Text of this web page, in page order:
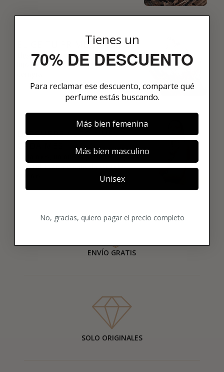
ELIGE TU PRIMER AROMA
Elige tu favorito. Tu primer perfume de
lujo se enviará justo después de la
03
DESCUBRE ALGO NUEVO
CADA MES
Cada mes, un nuevo perfume original
de 8 ml. Pausa o cancela cuando
ENVÍO GRATIS
SOLO ORIGINALES
Tienes un
70% DE DESCUENTO
Para reclamar ese descuento, comparte qué
perfume estás buscando.
Más bien femenina
Más bien masculino
Unisex
No, gracias, quiero pagar el precio completo